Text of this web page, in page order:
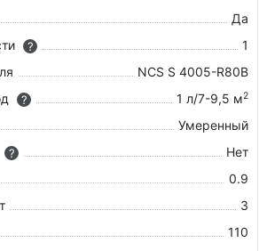
Да
?
1
NCS S 4005-R80B
? 1 л/7-9,5 м2
Умеренный
?
Нет
0.9
3
110